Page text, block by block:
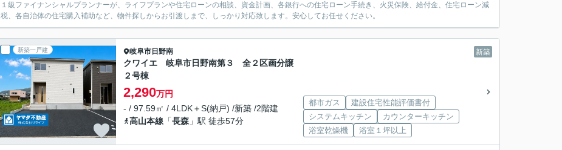
１級ファイナンシャルプランナーが、ライフプランや住宅ローンの相談、資金計画、各銀行への住宅ローン手続き、火災保険、給付金、住宅ローン減
税、各自治体の住宅購入補助など、物件探しからお引渡しまで、しっかり対応致します。安心してお任せください。
新築一戸建 新築
岐阜市 日野南
クワイエ 岐阜市日野南第３ 全２区画分譲
２号棟
2,290万円
- / 97.59㎡ / 4LDK＋S(納戸) /新築 /2階建
高山本線 「長森 」駅 徒歩57分
都市ガス
建設住宅性能評価書付
システムキッチン
カウンターキッチン
浴室乾燥機
浴室１坪以上